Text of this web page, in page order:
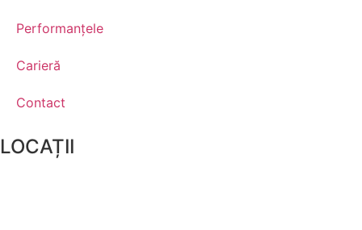
Performanţele
Carieră
Contact
LOCAȚII